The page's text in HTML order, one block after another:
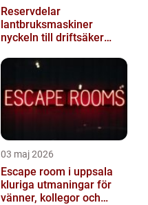
Reservdelar
lantbruksmaskiner
nyckeln till driftsäker
03 maj 2026
Escape room i uppsala
kluriga utmaningar för
vänner, kollegor och